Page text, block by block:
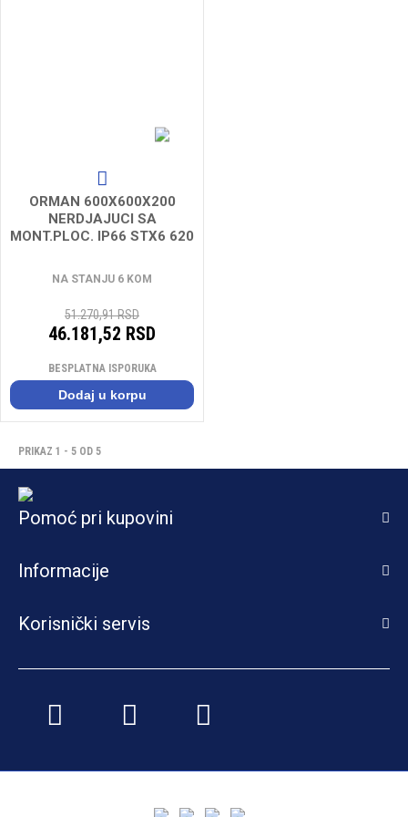
ORMAN 600X600X200
NERDJAJUCI SA
MONT.PLOC. IP66 STX6 620
NA STANJU 6 KOM
51.270,91 RSD
46.181,52 RSD
BESPLATNA ISPORUKA
Dodaj u korpu
PRIKAZ 1 - 5 OD 5
Pomoć pri kupovini
Informacije
Korisnički servis